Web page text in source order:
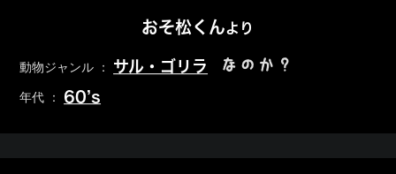
おそ松くんより
動物ジャンル ： サル・ゴリラ なのか？
年代 ： 60’s